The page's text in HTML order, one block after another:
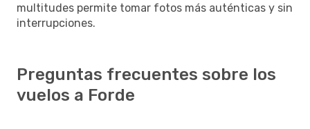
multitudes permite tomar fotos más auténticas y sin
interrupciones.
Preguntas frecuentes sobre los
vuelos a Forde